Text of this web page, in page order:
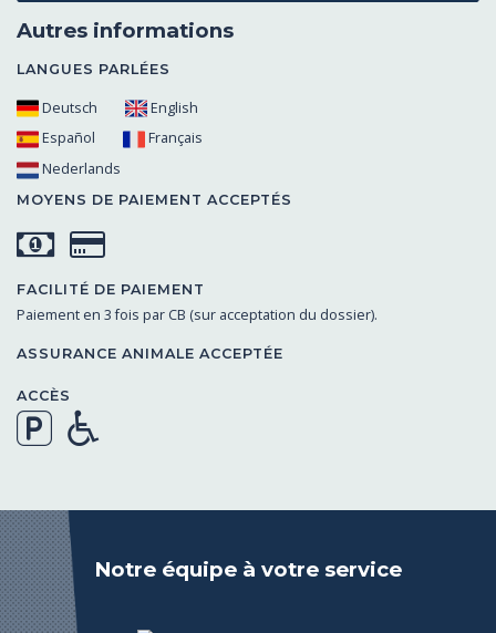
Autres informations
LANGUES PARLÉES
Deutsch
English
Español
Français
Nederlands
MOYENS DE PAIEMENT ACCEPTÉS
FACILITÉ DE PAIEMENT
Paiement en 3 fois par CB (sur acceptation du dossier).
ASSURANCE ANIMALE ACCEPTÉE
ACCÈS
Notre équipe à votre service